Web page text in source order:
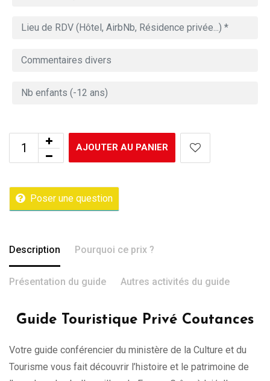
AJOUTER AU PANIER
Poser une question
Description Pourquoi ce prix ?
Présentation du guide Autres activités du guide
Guide Touristique Privé Coutances
Votre guide conférencier du ministère de la Culture et du
Tourisme vous fait découvrir l’histoire et le patrimoine de